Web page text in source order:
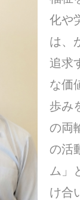
化や
は、
追求
な価
歩み
の両
の活
ム」
け合